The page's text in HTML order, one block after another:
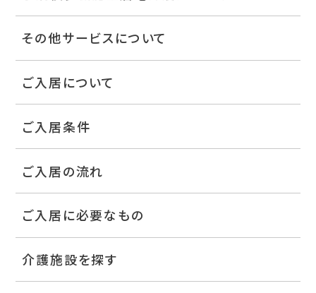
その他サービスについて
ご入居について
ご入居条件
ご入居の流れ
ご入居に必要なもの
介護施設を探す